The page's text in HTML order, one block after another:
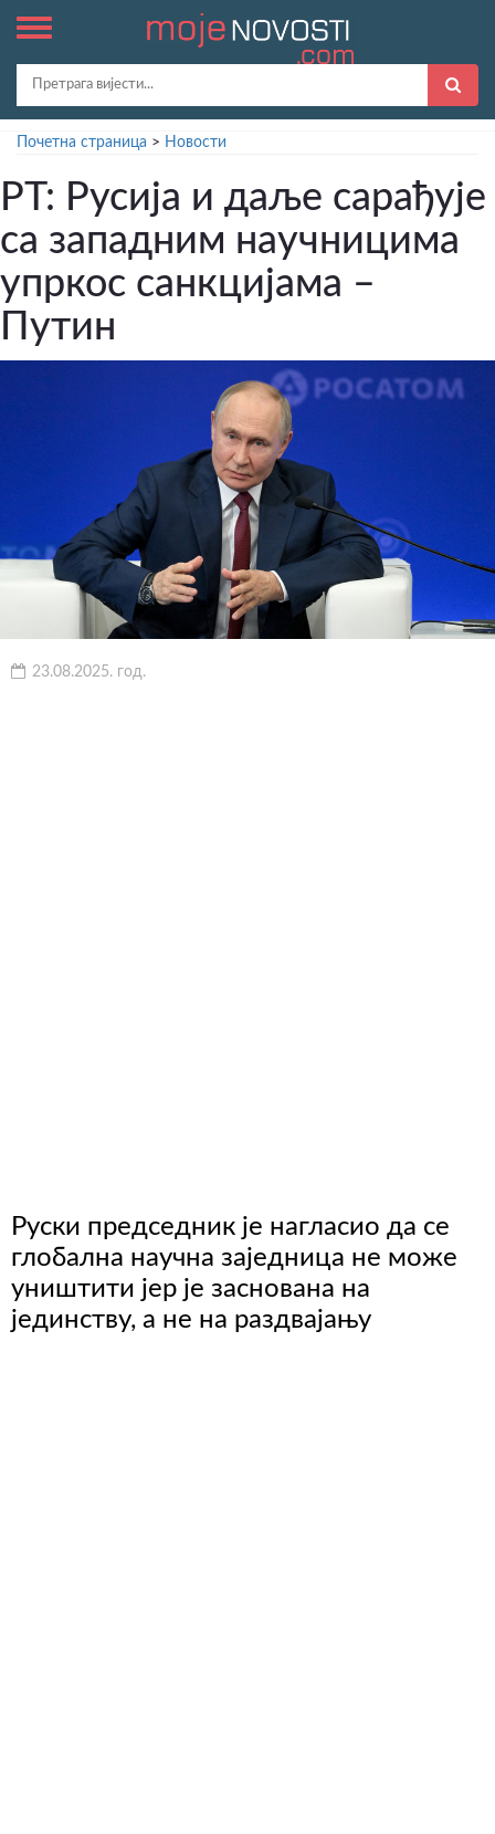
Почетна страница > Новости
РТ: Русија и даље сарађује
са западним научницима
упркос санкцијама –
Путин
23.08.2025. год.
Руски председник је нагласио да се
глобална научна заједница не може
уништити јер је заснована на
јединству, а не на раздвајању